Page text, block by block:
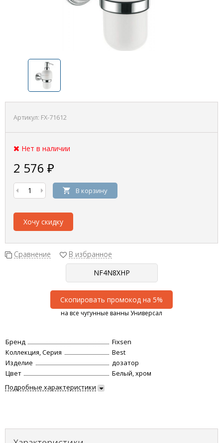
Артикул: FX-71612
Нет в наличии
2 576 ₽
В корзину
Хочу скидку
Сравнение В избранное
Скопировать промокод на 5%
на все чугунные ванны Универсал
Бренд
Fixsen
Коллекция, Серия
Best
Изделие
дозатор
Цвет
Белый, хром
Подробные характеристики